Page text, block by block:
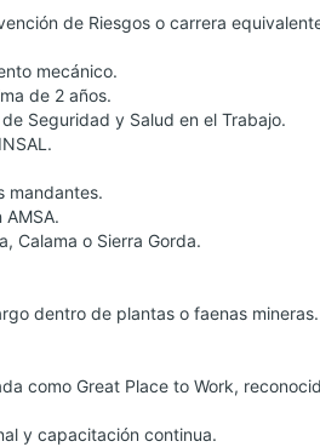
de Riesgos o carrera
mecánico.
de 2 años.
Seguridad y Salud en el Trabajo.
mandantes.
Calama o Sierra Gorda.
dentro de plantas o faenas mineras.
como Great Place to Work,
y capacitación continua.